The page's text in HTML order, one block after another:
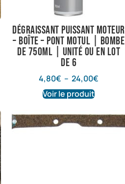
Dégraissant puissant Moteur
– Boîte – Pont Motul | Bombe
de 750ml | Unité ou en lot
de 6
4,80€ – 24,00€
Voir le produit